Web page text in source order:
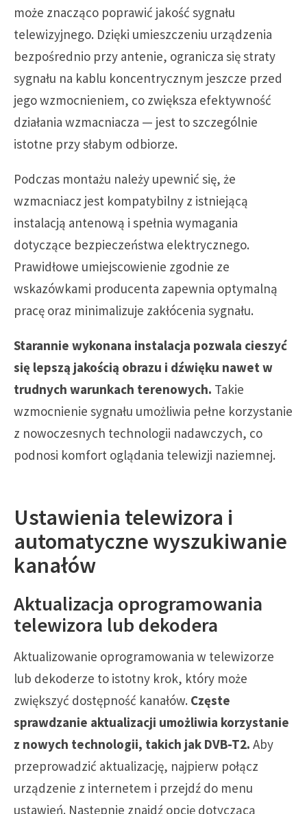
może znacząco poprawić jakość sygnału
telewizyjnego. Dzięki umieszczeniu urządzenia
bezpośrednio przy antenie, ogranicza się straty
sygnału na kablu koncentrycznym jeszcze przed
jego wzmocnieniem, co zwiększa efektywność
działania wzmacniacza — jest to szczególnie
istotne przy słabym odbiorze.
Podczas montażu należy upewnić się, że
wzmacniacz jest kompatybilny z istniejącą
instalacją antenową i spełnia wymagania
dotyczące bezpieczeństwa elektrycznego.
Prawidłowe umiejscowienie zgodnie ze
wskazówkami producenta zapewnia optymalną
pracę oraz minimalizuje zakłócenia sygnału.
Starannie wykonana instalacja pozwala cieszyć
się lepszą jakością obrazu i dźwięku nawet w
trudnych warunkach terenowych. Takie
wzmocnienie sygnału umożliwia pełne korzystanie
z nowoczesnych technologii nadawczych, co
podnosi komfort oglądania telewizji naziemnej.
Ustawienia telewizora i
automatyczne wyszukiwanie
kanałów
Aktualizacja oprogramowania
telewizora lub dekodera
Aktualizowanie oprogramowania w telewizorze
lub dekoderze to istotny krok, który może
zwiększyć dostępność kanałów. Częste
sprawdzanie aktualizacji umożliwia korzystanie
z nowych technologii, takich jak DVB-T2. Aby
przeprowadzić aktualizację, najpierw połącz
urządzenie z internetem i przejdź do menu
ustawień. Następnie znajdź opcję dotyczącą